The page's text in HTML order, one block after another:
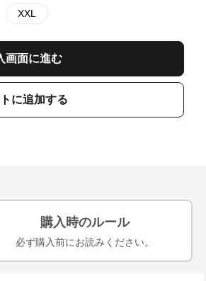
XXL
画面に進む
に追加する
購入時のルール
必ず購入前にお読みください。